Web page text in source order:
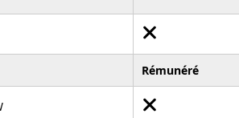
Rémunéré